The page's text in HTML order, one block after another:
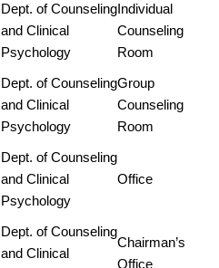
Dept. of Counseling
and Clinical
Psychology
Individual
Counseling
Room
Dept. of Counseling
and Clinical
Psychology
Group
Counseling
Room
Dept. of Counseling
and Clinical
Psychology
Office
Dept. of Counseling
and Clinical
Chairman’s
Office